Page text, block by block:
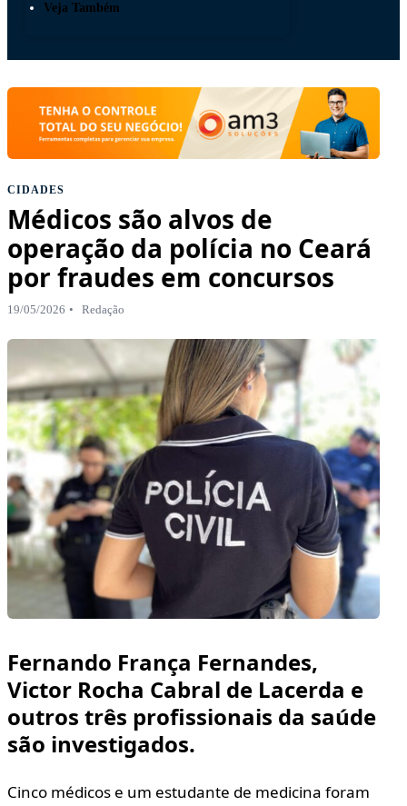
Veja Também
CIDADES
Médicos são alvos de
operação da polícia no Ceará
por fraudes em concursos
19/05/2026 Redação
Fernando França Fernandes,
Victor Rocha Cabral de Lacerda e
outros três profissionais da saúde
são investigados.
Cinco médicos e um estudante de medicina foram